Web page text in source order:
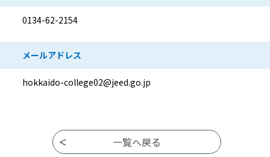
0134-62-2154
メールアドレス
hokkaido-college02@jeed.go.jp